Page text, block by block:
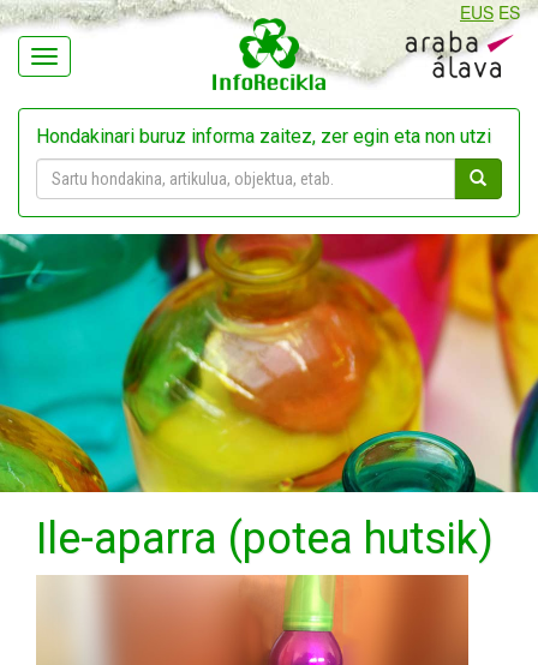
Navegación
EUS ES
Hondakinari buruz informa zaitez, zer egin eta non utzi
Ile-aparra (potea hutsik)